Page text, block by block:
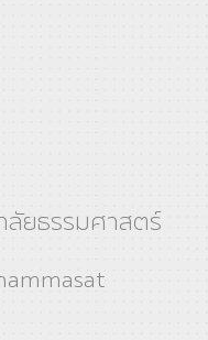
ยธรรมศาสตร์